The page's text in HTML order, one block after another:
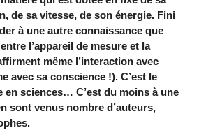
de sa vitesse, de son énergie. Fini
à une autre connaissance que
l’appareil de mesure et la
même l’interaction avec
avec sa conscience !). C’est le
en sciences… C’est du moins à une
sont venus nombre d’auteurs,